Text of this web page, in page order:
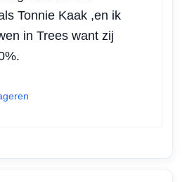
Tonnie Kaak ,en ik
in Trees want zij